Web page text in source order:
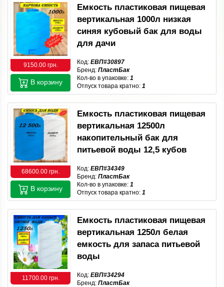
9150.00 грн.
Емкость пластиковая пищевая
вертикальная 1000л низкая
синяя кубовый бак для воды
для дачи
Код: ЕВП#30897
Бренд: ПластБак
Кол-во в упаковке: 1
Отпуск товара кратно: 1
В корзину
68600.00 грн.
Емкость пластиковая пищевая
вертикальная 12500л
накопительный бак для
питьевой воды 12,5 кубов
Код: ЕВП#34349
Бренд: ПластБак
Кол-во в упаковке: 1
Отпуск товара кратно: 1
В корзину
11700.00 грн.
Емкость пластиковая пищевая
вертикальная 1250л белая
емкость для запаса питьевой
воды
Код: ЕВП#34294
Бренд: ПластБак